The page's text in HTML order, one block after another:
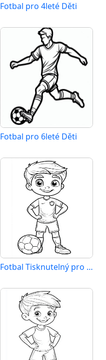
Fotbal pro 4leté Děti
Fotbal pro 6leté Děti
Fotbal Tisknutelný pro Děti